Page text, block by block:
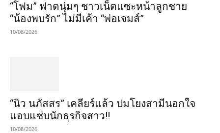
“โฟม” ฟาดนุ่มๆ ชาวเน็ตแซะหน้าลูกชาย
“น้องพบรัก” ไม่มีเค้า “พ่อเจมส์”
10/08/2026
“นิว นภัสสร” เคลียร์แล้ว ปมโยงสามีนอกใจ
แอบแซ่บนักธุรกิจสาว!!
10/08/2026